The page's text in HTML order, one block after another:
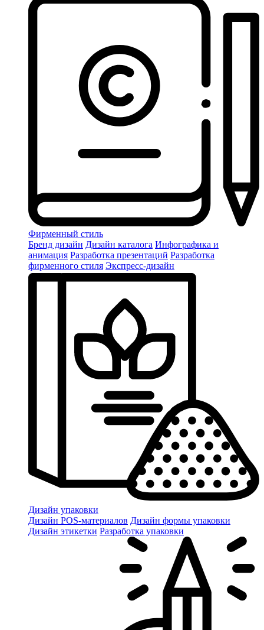
Фирменный стиль
Бренд дизайн Дизайн каталога Инфографика и
анимация Разработка презентаций Разработка
фирменного стиля Экспресс-дизайн
Дизайн упаковки
Дизайн POS-материалов Дизайн формы упаковки
Дизайн этикетки Разработка упаковки